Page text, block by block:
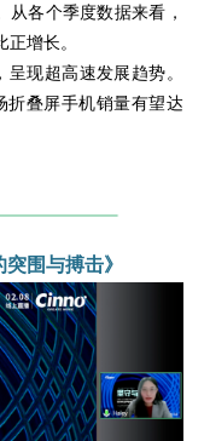
各个季度数据来看，
增长。
现超高速发展趋势。
折叠屏手机销量有望达
围与搏击》